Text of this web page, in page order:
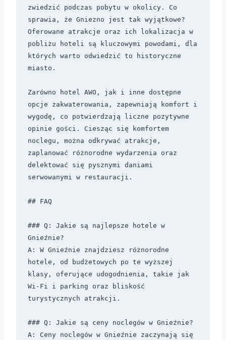
zwiedzić podczas pobytu w okolicy. Co
sprawia, że Gniezno jest tak wyjątkowe?
Oferowane atrakcje oraz ich lokalizacja w
pobliżu hoteli są kluczowymi powodami, dla
których warto odwiedzić to historyczne
miasto.
Zarówno hotel AWO, jak i inne dostępne
opcje zakwaterowania, zapewniają komfort i
wygodę, co potwierdzają liczne pozytywne
opinie gości. Ciesząc się komfortem
noclegu, można odkrywać atrakcje,
zaplanować różnorodne wydarzenia oraz
delektować się pysznymi daniami
serwowanymi w restauracji.
## FAQ
### Q: Jakie są najlepsze hotele w
Gnieźnie?
A: W Gnieźnie znajdziesz różnorodne
hotele, od budżetowych po te wyższej
klasy, oferujące udogodnienia, takie jak
Wi-Fi i parking oraz bliskość
turystycznych atrakcji.
### Q: Jakie są ceny noclegów w Gnieźnie?
A: Ceny noclegów w Gnieźnie zaczynają się